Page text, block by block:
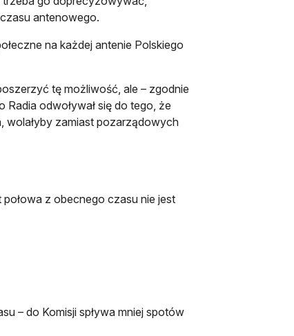
antenowego.
na każdej antenie Polskiego
tę możliwość, ale – zgodnie
odwoływał się do tego, że
wolałyby zamiast pozarządowych
z obecnego czasu nie jest
– do Komisji spływa mniej spotów